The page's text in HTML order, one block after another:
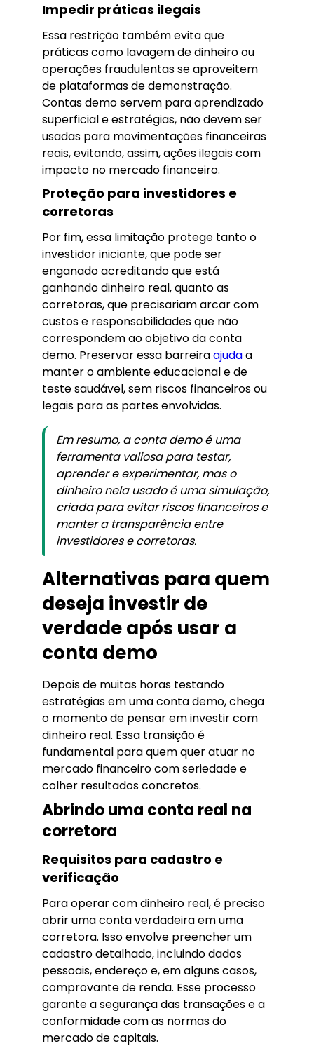
Impedir práticas ilegais
Essa restrição também evita que
práticas como lavagem de dinheiro ou
operações fraudulentas se aproveitem
de plataformas de demonstração.
Contas demo servem para aprendizado
superficial e estratégias, não devem ser
usadas para movimentações financeiras
reais, evitando, assim, ações ilegais com
impacto no mercado financeiro.
Proteção para investidores e
corretoras
Por fim, essa limitação protege tanto o
investidor iniciante, que pode ser
enganado acreditando que está
ganhando dinheiro real, quanto as
corretoras, que precisariam arcar com
custos e responsabilidades que não
correspondem ao objetivo da conta
demo. Preservar essa barreiraajudaa
manter o ambiente educacional e de
teste saudável, sem riscos financeiros ou
legais para as partes envolvidas.
Em resumo, a conta demo é uma
ferramenta valiosa para testar,
aprender e experimentar, mas o
dinheiro nela usado é uma simulação,
criada para evitar riscos financeiros e
manter a transparência entre
investidores e corretoras.
Alternativas para quem
deseja investir de
verdade após usar a
conta demo
Depois de muitas horas testando
estratégias em uma conta demo, chega
o momento de pensar em investir com
dinheiro real. Essa transição é
fundamental para quem quer atuar no
mercado financeiro com seriedade e
colher resultados concretos.
Abrindo uma conta real na
corretora
Requisitos para cadastro e
verificação
Para operar com dinheiro real, é preciso
abrir uma conta verdadeira em uma
corretora. Isso envolve preencher um
cadastro detalhado, incluindo dados
pessoais, endereço e, em alguns casos,
comprovante de renda. Esse processo
garante a segurança das transações e a
conformidade com as normas do
mercado de capitais.